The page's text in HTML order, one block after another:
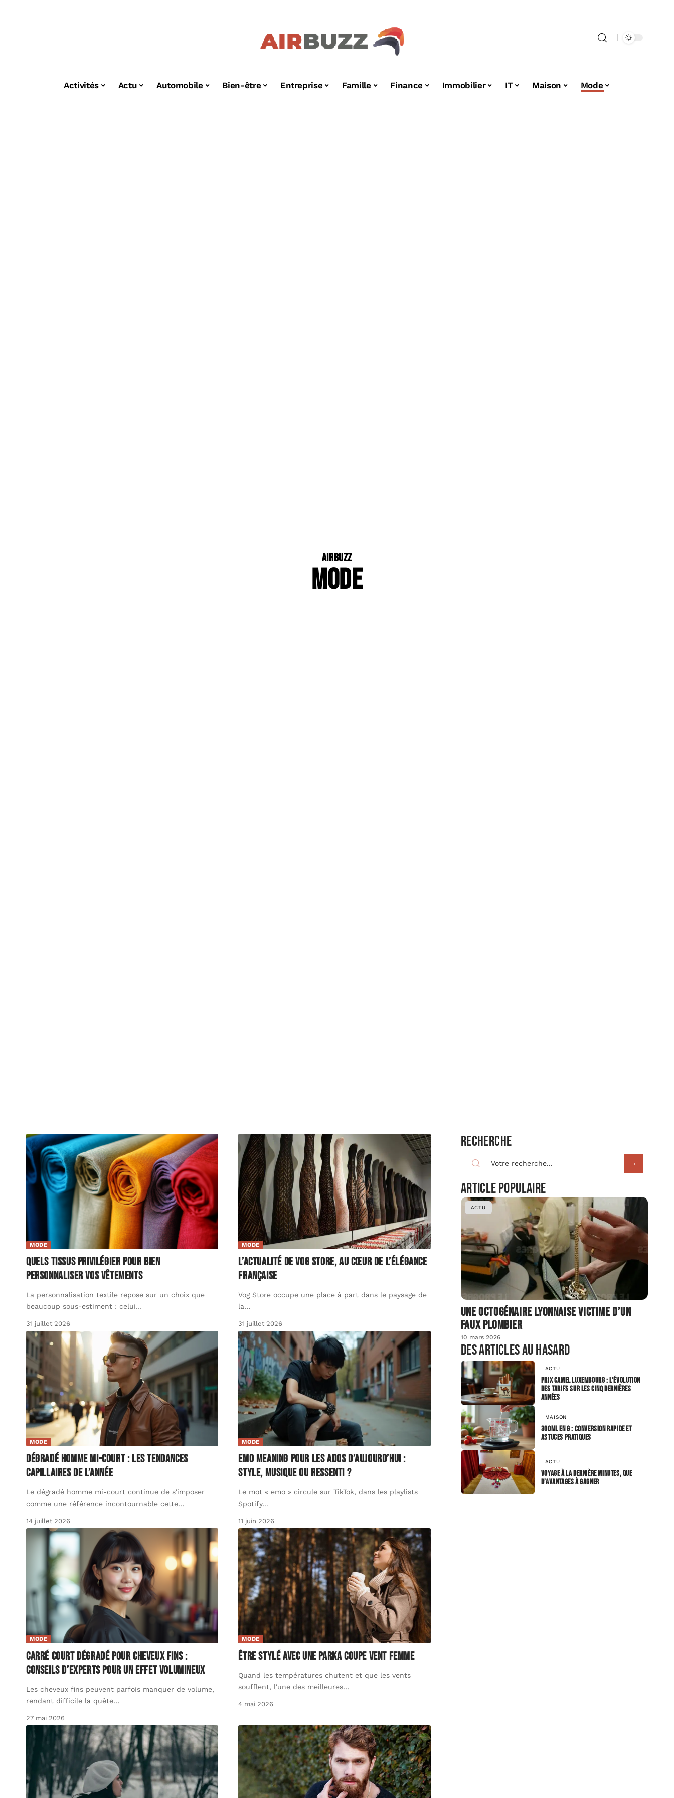
Activités Actu Automobile Bien-être Entreprise Famille Finance Immobilier IT Maison Mode
Airbuzz
MODE
MODE
Quels tissus privilégier pour bien
personnaliser vos vêtements
La personnalisation textile repose sur un choix que
beaucoup sous-estiment : celui…
31 juillet 2026
MODE
L’actualité de Vog Store, au cœur de l’élégance
française
Vog Store occupe une place à part dans le paysage de
la…
31 juillet 2026
MODE
Dégradé homme mi-court : les tendances
capillaires de l’année
Le dégradé homme mi-court continue de s'imposer
comme une référence incontournable cette…
14 juillet 2026
MODE
Emo meaning pour les ados d’aujourd’hui :
style, musique ou ressenti ?
Le mot « emo » circule sur TikTok, dans les playlists
Spotify…
11 juin 2026
MODE
Carré court dégradé pour cheveux fins :
conseils d’experts pour un effet volumineux
Les cheveux fins peuvent parfois manquer de volume,
rendant difficile la quête…
27 mai 2026
MODE
Être stylé avec une parka coupe vent femme
Quand les températures chutent et que les vents
soufflent, l'une des meilleures…
4 mai 2026
Recherche
Article populaire
ACTU
Une octogénaire lyonnaise victime d’un
faux plombier
10 mars 2026
Des articles au hasard
ACTU
Prix camel Luxembourg : l’évolution
des tarifs sur les cinq dernières
années
MAISON
300ml en g : Conversion rapide et
astuces pratiques
ACTU
Voyage à la dernière minutes, que
d’avantages à gagner